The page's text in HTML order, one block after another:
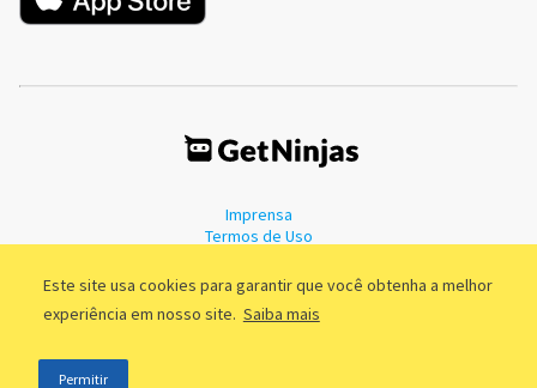
Este site usa cookies para garantir que você obtenha a melhor
experiência em nosso site. Saiba mais
Permitir
Imprensa
Termos de Uso
©2011 - 2026, GetNinjas LTDA. CNPJ 55.744.877/0001-89 - Rua Dr.
Fernandes Coelho, 85 - 3º andar - São Paulo/SP - Brasil